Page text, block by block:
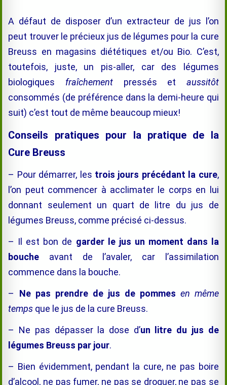
A défaut de disposer d’un extracteur de jus l’on
peut trouver le précieux jus de légumes pour la cure
Breuss en magasins diététiques et/ou Bio. C’est,
toutefois, juste, un pis-aller, car des légumes
biologiques fraîchement pressés et aussitôt
consommés (de préférence dans la demi-heure qui
suit) c’est tout de même beaucoup mieux!
Conseils pratiques pour la pratique de la
Cure Breuss
– Pour démarrer, les trois jours précédant la cure,
l’on peut commencer à acclimater le corps en lui
donnant seulement un quart de litre du jus de
légumes Breuss, comme précisé ci-dessus.
– Il est bon de garder le jus un moment dans la
bouche avant de l’avaler, car l’assimilation
commence dans la bouche.
– Ne pas prendre de jus de pommes en même
temps que le jus de la cure Breuss.
– Ne pas dépasser la dose d’un litre du jus de
légumes Breuss par jour.
– Bien évidemment, pendant la cure, ne pas boire
d’alcool, ne pas fumer, ne pas se droguer, ne pas se